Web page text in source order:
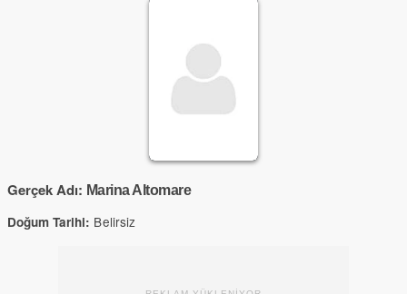
Gerçek Adı: Marina Altomare
Doğum Tarihi: Belirsiz